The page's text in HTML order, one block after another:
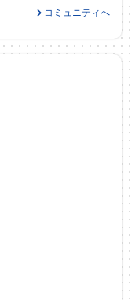
コミュニティへ